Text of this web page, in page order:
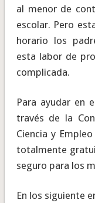
al menor de
escolar. Pero
horario los
esta labor de
complicada.
Para ayudar en
través de la
Ciencia y
totalmente
seguro para los
En los siguiente